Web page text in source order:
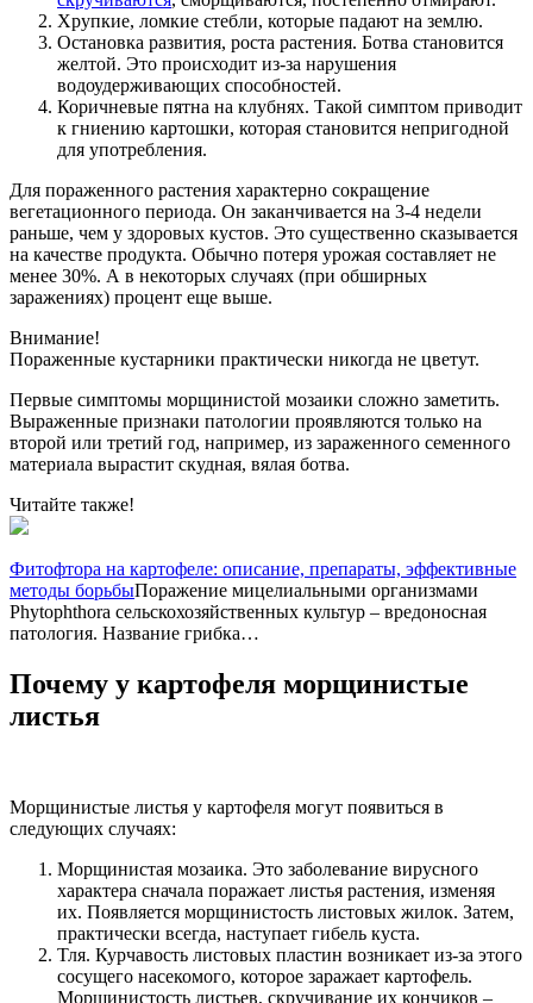
Хрупкие, ломкие стебли, которые падают на землю.
Остановка развития, роста растения. Ботва становится
желтой. Это происходит из-за нарушения
водоудерживающих способностей.
Коричневые пятна на клубнях. Такой симптом приводит
к гниению картошки, которая становится непригодной
для употребления.
Для пораженного растения характерно сокращение
вегетационного периода. Он заканчивается на 3-4 недели
раньше, чем у здоровых кустов. Это существенно сказывается
на качестве продукта. Обычно потеря урожая составляет не
менее 30%. А в некоторых случаях (при обширных
заражениях) процент еще выше.
Внимание!
Пораженные кустарники практически никогда не цветут.
Первые симптомы морщинистой мозаики сложно заметить.
Выраженные признаки патологии проявляются только на
второй или третий год, например, из зараженного семенного
материала вырастит скудная, вялая ботва.
Читайте также!
Фитофтора на картофеле: описание, препараты, эффективные
методы борьбыПоражение мицелиальными организмами
Phytophthora сельскохозяйственных культур – вредоносная
патология. Название грибка…
Почему у картофеля морщинистые
листья
Морщинистые листья у картофеля могут появиться в
следующих случаях:
Морщинистая мозаика. Это заболевание вирусного
характера сначала поражает листья растения, изменяя
их. Появляется морщинистость листовых жилок. Затем,
практически всегда, наступает гибель куста.
Тля. Курчавость листовых пластин возникает из-за этого
сосущего насекомого, которое заражает картофель.
Морщинистость листьев, скручивание их кончиков –